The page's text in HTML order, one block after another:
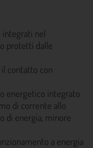
integrati nel
protetti dalle
contatto con
energetico integrato
di corrente allo
di energia, minore
a energia